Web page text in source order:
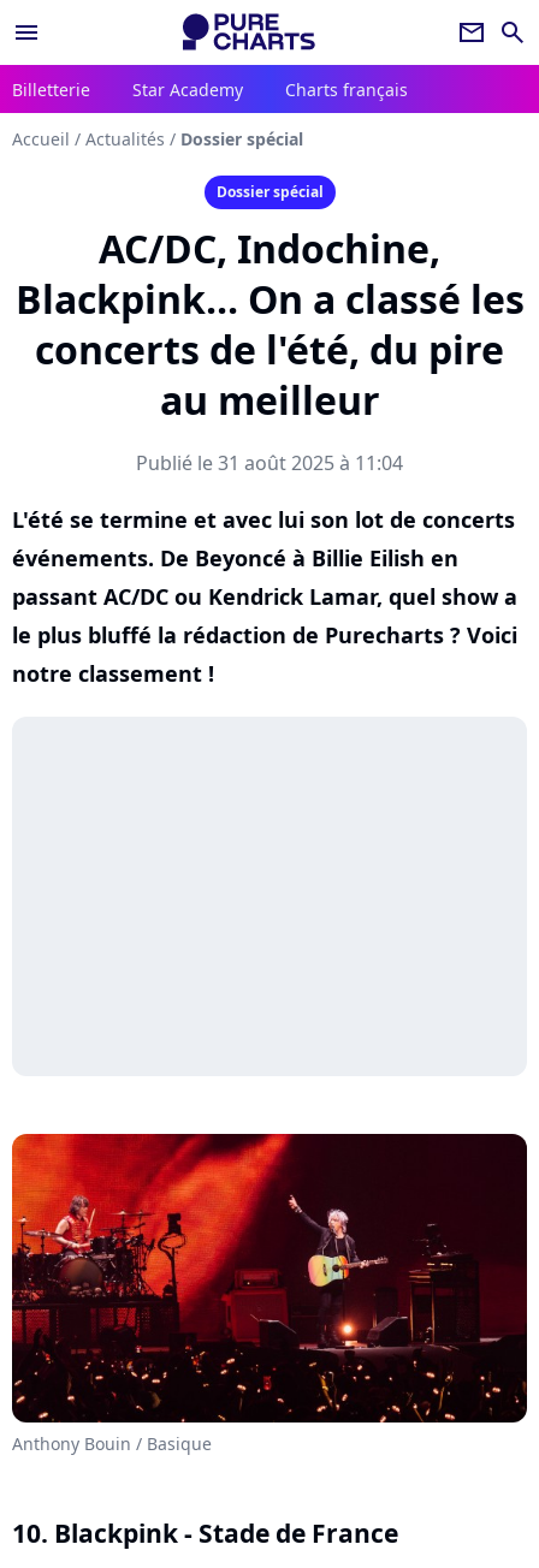
menu newsletter search
Billetterie Star Academy Charts français
Accueil / Actualités / Dossier spécial
Dossier spécial
AC/DC, Indochine,
Blackpink... On a classé les
concerts de l'été, du pire
au meilleur
Publié le 31 août 2025 à 11:04
L'été se termine et avec lui son lot de concerts
événements. De Beyoncé à Billie Eilish en
passant AC/DC ou Kendrick Lamar, quel show a
le plus bluffé la rédaction de Purecharts ? Voici
notre classement !
Anthony Bouin / Basique
10. Blackpink - Stade de France